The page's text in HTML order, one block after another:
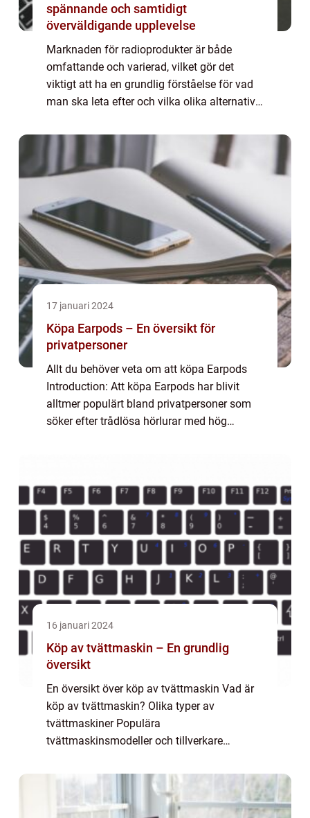
spännande och samtidigt
överväldigande upplevelse
Marknaden för radioprodukter är både
omfattande och varierad, vilket gör det
viktigt att ha en grundlig förståelse för vad
man ska leta efter och vilka olika alternativ
kommer vi att ge en översiktlig och detal...
17 januari 2024
Köpa Earpods – En översikt för
privatpersoner
Allt du behöver veta om att köpa Earpods
Introduction: Att köpa Earpods har blivit
alltmer populärt bland privatpersoner som
söker efter trådlösa hörlurar med hög
16 januari 2024
Köp av tvättmaskin – En grundlig
översikt
En översikt över köp av tvättmaskin Vad är
köp av tvättmaskin? Olika typer av
tvättmaskiner Populära
tvättmaskinsmodeller och tillverkare
tvättmaskin Skillnader mellan olika
tvättmaskiner för köp Historisk genomgång